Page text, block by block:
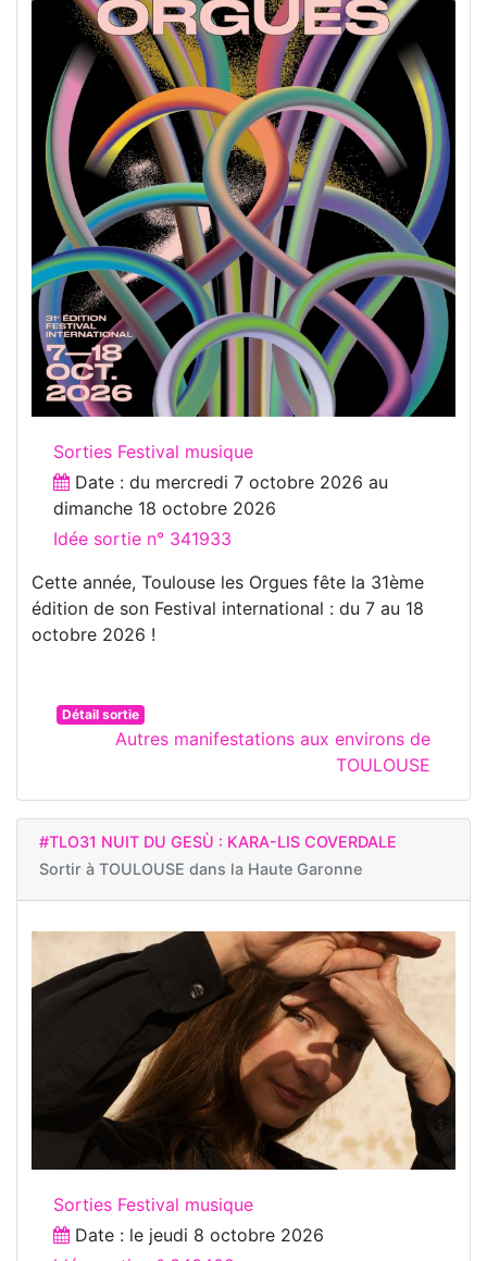
Sorties Festival musique
Date : du mercredi 7 octobre 2026 au
dimanche 18 octobre 2026
Idée sortie n° 341933
Cette année, Toulouse les Orgues fête la 31ème
édition de son Festival international : du 7 au 18
octobre 2026 !
Détail sortie
Autres manifestations aux environs de
TOULOUSE
#TLO31 NUIT DU GESÙ : KARA-LIS COVERDALE
Sortir à TOULOUSE dans la Haute Garonne
Sorties Festival musique
Date : le jeudi 8 octobre 2026